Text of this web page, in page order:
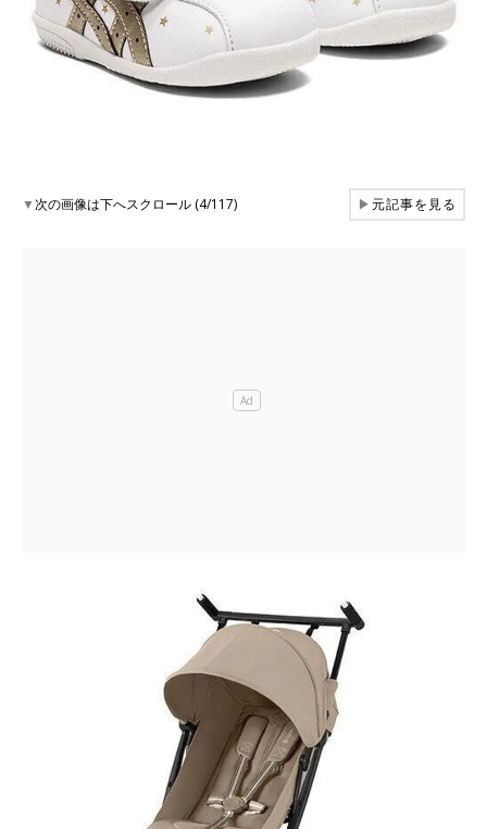
▼次の画像は下へスクロール (4/117) ▶元記事を見る